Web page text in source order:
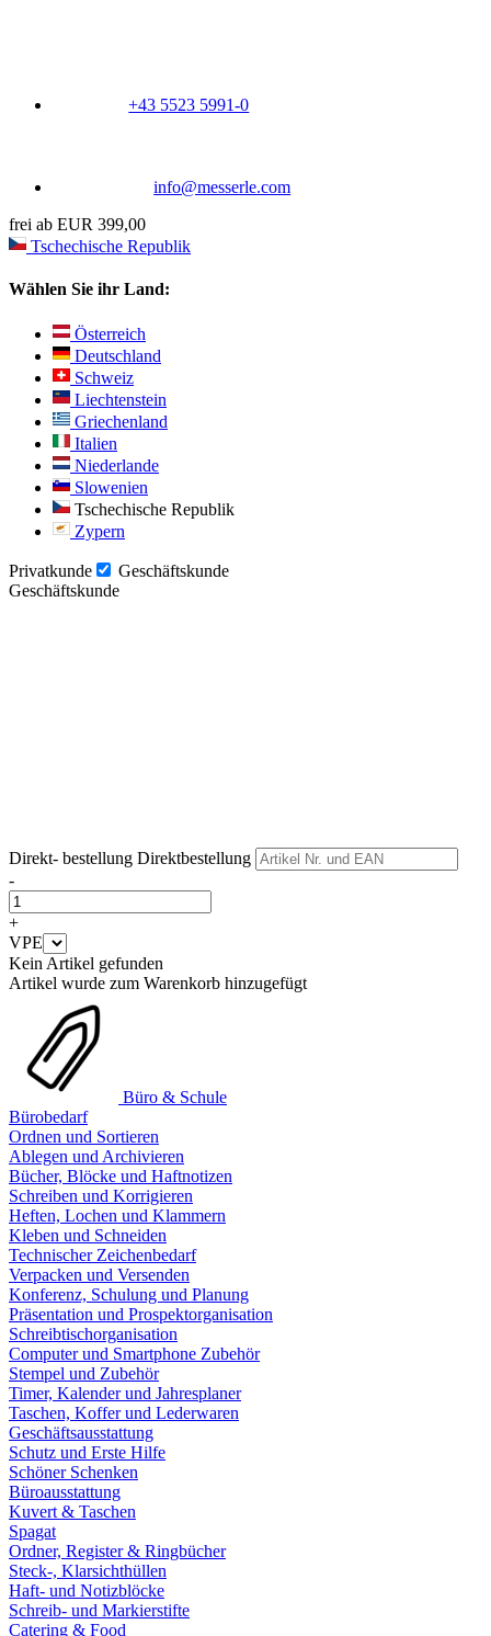
+43 5523 5991-0
info@messerle.com
frei ab EUR 399,00
Tschechische Republik
Wählen Sie ihr Land:
Österreich
Deutschland
Schweiz
Liechtenstein
Griechenland
Italien
Niederlande
Slowenien
Tschechische Republik
Zypern
Privatkunde
Geschäftskunde
Geschäftskunde
Direkt- bestellung Direktbestellung
-
+
VPE
Kein Artikel gefunden
Artikel wurde zum Warenkorb hinzugefügt
Büro & Schule
Bürobedarf
Ordnen und Sortieren
Ablegen und Archivieren
Bücher, Blöcke und Haftnotizen
Schreiben und Korrigieren
Heften, Lochen und Klammern
Kleben und Schneiden
Technischer Zeichenbedarf
Verpacken und Versenden
Konferenz, Schulung und Planung
Präsentation und Prospektorganisation
Schreibtischorganisation
Computer und Smartphone Zubehör
Stempel und Zubehör
Timer, Kalender und Jahresplaner
Taschen, Koffer und Lederwaren
Geschäftsausstattung
Schutz und Erste Hilfe
Schöner Schenken
Büroausstattung
Kuvert & Taschen
Spagat
Ordner, Register & Ringbücher
Steck-, Klarsichthüllen
Haft- und Notizblöcke
Schreib- und Markierstifte
Catering & Food